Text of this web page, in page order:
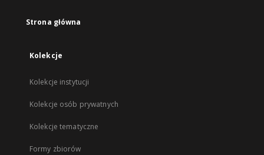
Strona główna
Kolekcje
Kolekcje instytucji
Kolekcje osób prywatnych
Kolekcje tematyczne
Formy zbiorów